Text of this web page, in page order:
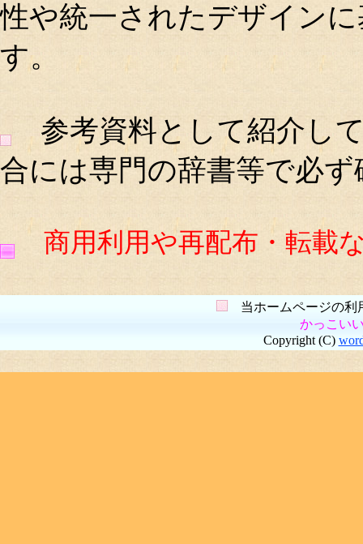
性や統一されたデザイン
す。
参考資料として紹介し
合には専門の辞書等で必
商用利用や再配布・転載
当ホームページの利
かっこい
Copyright (C)